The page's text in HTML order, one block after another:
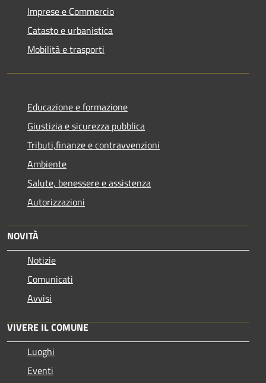
Imprese e Commercio
Catasto e urbanistica
Mobilità e trasporti
Educazione e formazione
Giustizia e sicurezza pubblica
Tributi,finanze e contravvenzioni
Ambiente
Salute, benessere e assistenza
Autorizzazioni
NOVITÀ
Notizie
Comunicati
Avvisi
VIVERE IL COMUNE
Luoghi
Eventi